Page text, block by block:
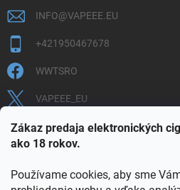
Zákaz predaja elektronických
ako 18 rokov.
Používame cookies, aby sme
INFO@VAPEEE.EU
+421950467678
WWTSRO
VAPEEE_EU
VAPEEE.EU